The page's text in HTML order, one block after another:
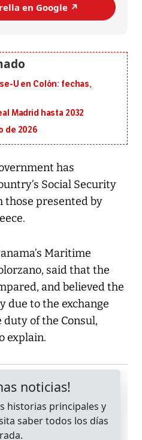
en Google ↗️
U en Colón: fechas,
Madrid hasta 2032
de 2026
has
Social Security
presented by
Maritime
said that the
and believed the
due to the exchange
of the Consul,
explain.